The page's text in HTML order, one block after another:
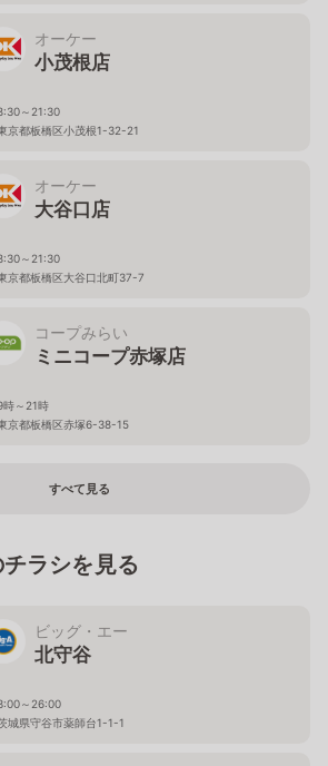
オーケー
小茂根店
～21:30
京都板橋区小茂根1-32-21
オーケー
大谷口店
～21:30
京都板橋区大谷口北町37-7
コープみらい
ミニコープ赤塚店
時～21時
京都板橋区赤塚6-38-15
すべて見る
ラシを見る
ビッグ・エー
北守谷
～26:00
城県守谷市薬師台1-1-1